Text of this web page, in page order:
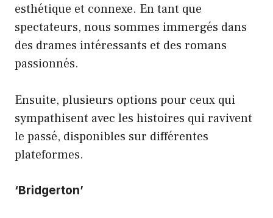
esthétique et connexe. En tant que
spectateurs, nous sommes immergés dans
des drames intéressants et des romans
passionnés.
Ensuite, plusieurs options pour ceux qui
sympathisent avec les histoires qui ravivent
le passé, disponibles sur différentes
plateformes.
‘Bridgerton’